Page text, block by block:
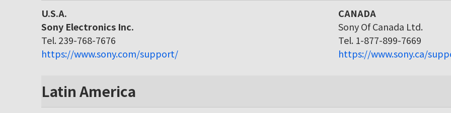
U.S.A.
Sony Electronics Inc.
Tel. 239-768-7676
https://www.sony.com/support/
CANADA
Sony Of Canada Ltd.
Tel. 1-877-899-7669
https://www.sony.ca/
Latin America